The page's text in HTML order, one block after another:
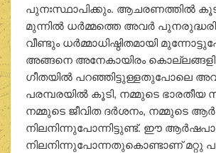
പുനഃസ്ഥാപിക്കും. ആചരണത്തില്‍
മുന്നില്‍ ധര്‍മ്മത്തെ അവര്‍
വീണ്ടും ധര്‍മ്മാധിഷ്ഠിതമായി
അങ്ങനെ അനേകായിരം
ഗീതയില്‍ പറഞ്ഞിട്ടുള്ളതുപോലെ
പരമ്പരയില്‍ കൂടി, നമ്മുടെ ഭാരതീയ
നമ്മുടെ ജീവിത ദര്‍ശനം, നമ്മുടെ
നിലനിന്നുപോന്നിട്ടുണ്ട്. ഈ
നിലനിന്നുപോന്നതുകൊണ്ടാണ് മറ്റു